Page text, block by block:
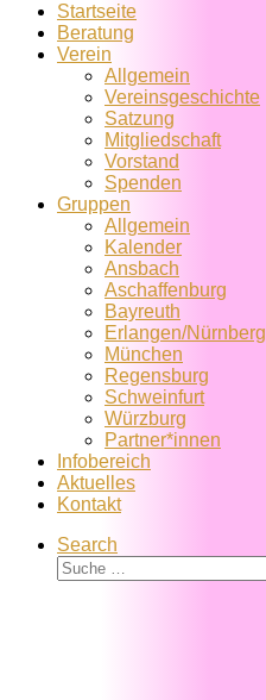
Startseite
Beratung
Verein
Allgemein
Vereins­geschichte
Satzung
Mitglied­schaft
Vorstand
Spenden
Gruppen
Allgemein
Kalender
Ansbach
Aschaffenburg
Bayreuth
Erlangen/Nürnberg
München
Regensburg
Schweinfurt
Würzburg
Partner*innen
Infobereich
Aktuelles
Kontakt
Search
Suche